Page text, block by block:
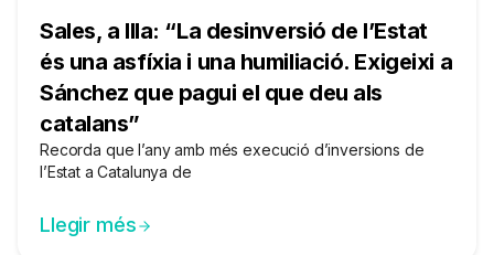
Sales, a Illa: “La desinversió de l’Estat
és una asfíxia i una humiliació. Exigeixi a
Sánchez que pagui el que deu als
catalans”
Recorda que l’any amb més execució d’inversions de
l’Estat a Catalunya de
Llegir més